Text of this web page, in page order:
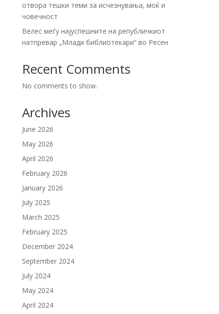
отвора тешки теми за исчезнувања, моќ и
човечност
Велес меѓу најуспешните на републичкиот
натпревар „Млади библиотекари“ во Ресен
Recent Comments
No comments to show.
Archives
June 2026
May 2026
April 2026
February 2026
January 2026
July 2025
March 2025
February 2025
December 2024
September 2024
July 2024
May 2024
April 2024